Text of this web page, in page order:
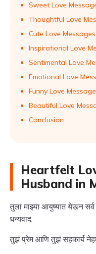
Sweet Love
Thoughtful Love
Cute Love
Inspirational Love
Sentimental Love
Emotional Love
Funny Love
Beautiful Love
Conclusion
Heartfelt
Husband in
तुला माझ्या आयुष्यात येऊन
धन्यवाद.
तुझं प्रेम आणि तुझं सहकार्य